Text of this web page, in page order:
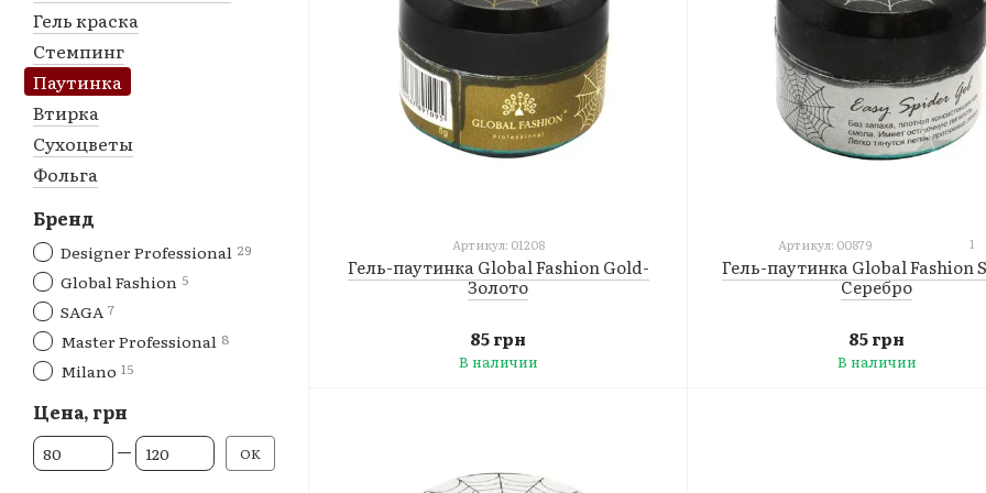
Артикул: 01208
Гель-паутинка Global Fashion Gold-
Золото
85 грн
В наличии
Артикул: 00879 1
Гель-паутинка Global Fashion
Серебро
85 грн
В наличии
Гель краска
Стемпинг
Паутинка
Втирка
Сухоцветы
Фольга
Бренд
Designer Professional 29
Global Fashion 5
SAGA 7
Master Professional 8
Milano 15
Цена, грн
От Цена, грн
До Цена, грн OK